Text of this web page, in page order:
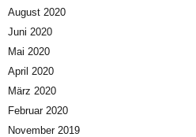
August 2020
Juni 2020
Mai 2020
April 2020
März 2020
Februar 2020
November 2019